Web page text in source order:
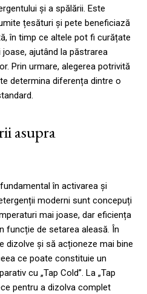
și a spălării. Este
țesături și pete beneficiază
în timp ce altele pot fi curățate
ajutând la păstrarea
Prin urmare, alegerea potrivită
determina diferența dintre o
asupra
în activarea și
moderni sunt concepuți
mai joase, dar eficiența
funcție de setarea aleasă. În
dizolve și să acționeze mai bine
ce poate constituie un
cu „Tap Cold”. La „Tap
pentru a dizolva complet